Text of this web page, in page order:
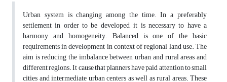
Urban system is changing among the time. In a preferably
settlement in order to be developed, it is necessary to have a
harmony and homogeneity. Balanced is one of the basic
requirements in development in context of regional land use. The
aim is reducing the imbalance between urban and rural areas and
different regions. It cause that planners have paid attention to small
cities and intermediate urban centers as well as rural areas. These